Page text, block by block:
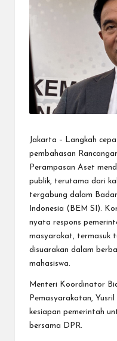
Jakarta – Langkah
pembahasan
Perampasan Aset
publik, terutama dari
tergabung dalam
Indonesia (BEM SI).
nyata respons
masyarakat, termasuk
disuarakan dalam
mahasiswa.
Menteri Koordinator
Pemasyarakatan,
kesiapan pemerintah
bersama DPR.